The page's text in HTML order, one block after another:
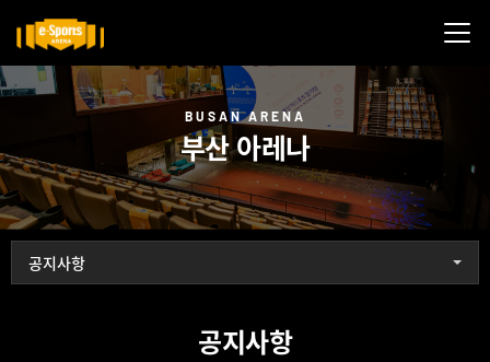
BUSAN ARENA
부산 아레나
공지사항
공지사항